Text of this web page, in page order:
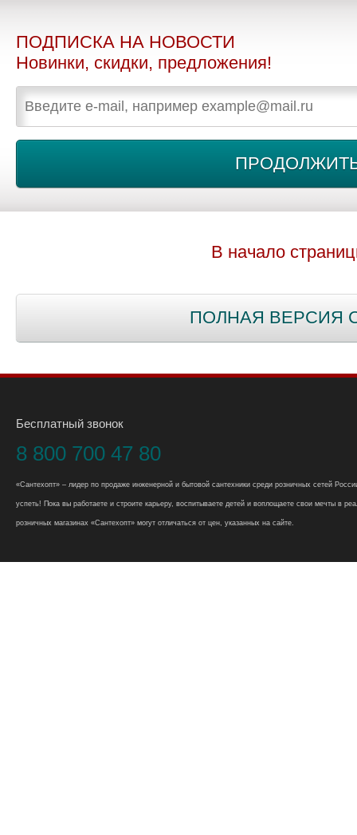
ПОДПИСКА НА НОВОСТИ
Новинки, скидки, предложения!
В начало
ПОЛНАЯ ВЕРСИЯ
Бесплатный звонок
8 800 700 47 80
«Сантехопт» – лидер по продаже инженерной и бытовой сантехники среди розничных сетей
успеть! Пока вы работаете и строите карьеру, воспитываете детей и воплощаете свои мечты в
розничных магазинах «Сантехопт» могут отличаться от цен, указанных на сайте.